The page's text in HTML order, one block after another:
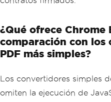
¿Qué ofrece Chrome
comparación con los
PDF más simples?
Los convertidores simples
omiten la ejecución de